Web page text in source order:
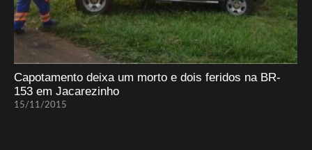
Capotamento deixa um morto e dois feridos na BR-
153 em Jacarezinho
15/11/2015